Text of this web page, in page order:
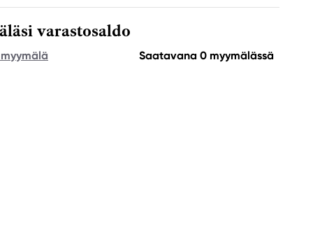
varastosaldo
Saatavana 0 myymälässä